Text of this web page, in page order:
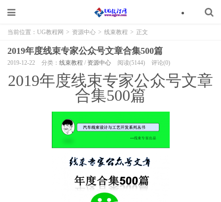
当前位置： UG教程网 > 资源中心 > 线束教程 > 正文
2019年度线束专家公众号文章合集500篇
2019-12-22 分类： 线束教程 / 资源中心 阅读(5144) 评论(0)
2019年度线束专家公众号文章
合集500篇